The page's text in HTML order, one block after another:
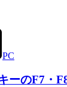
PC
ーのF7・